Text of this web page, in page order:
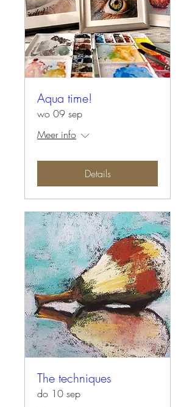
Aqua time!
wo 09 sep
Meer info
Details
The techniques
do 10 sep